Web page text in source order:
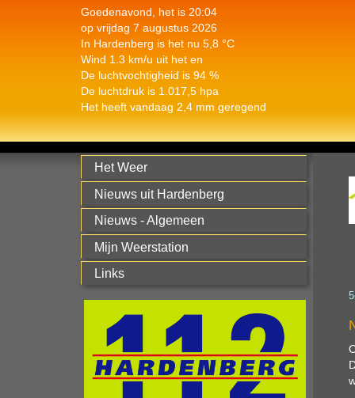
Goedenavond, het is 20:04
op vrijdag 7 augustus 2026
In Hardenberg is het nu 5,8 °C
Wind 1.3 km/u uit het en
De luchtvochtigheid is 94 %
De luchtdruk is 1.017,5 hpa
Het heeft vandaag 2,4 mm geregend
Het Weer
Nieuws uit Hardenberg
Nieuws - Algemeen
Mijn Weerstation
Links